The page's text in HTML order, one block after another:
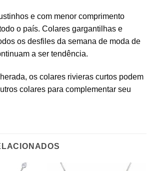
e com menor comprimento
o país. Colares gargantilhas e
os desfiles da semana de moda de
a ser tendência.
os colares rivieras curtos podem
colares para complementar seu